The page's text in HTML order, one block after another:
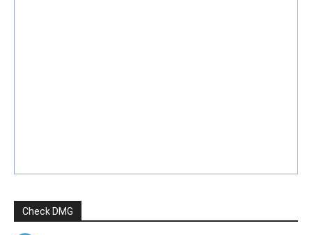
Check DMG